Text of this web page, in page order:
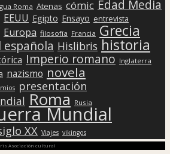
Roma Atenas cómic Edad Media
EEUU Egipto Ensayo entrevista
Europa filosofía Francia Grecia
española Hislibris historia
Imperio romano Inglaterra
nazismo novela
presentación
Roma Rusia
Mundial
XX Viajes vikingos
Asociación cultural